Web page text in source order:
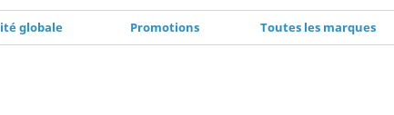
globale Promotions Toutes les marques